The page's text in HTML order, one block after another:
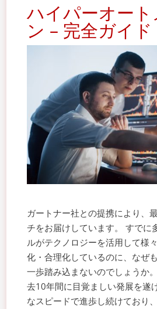
ハイパーオート
ン – 完全ガイド
ガートナー社との提携により、
チをお届けしています。 すでに
ルがテクノロジーを活用して様
化・合理化しているのに、なぜ
一歩踏み込まないのでしょうか
去10年間に目覚ましい発展を遂
なスピードで進歩し続けており